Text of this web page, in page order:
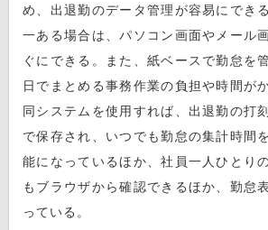
め、出退勤のデータ管理が容易にでき
一ある場合は、パソコン画面やメール
ぐにできる。また、紙ベースで勤怠を
日でまとめる事務作業の負担や時間が
同システムを使用すれば、出退勤の打
で保存され、いつでも勤怠の集計時間
能になっているほか、社員一人ひとり
もブラウザから確認できるほか、勤怠
っている。